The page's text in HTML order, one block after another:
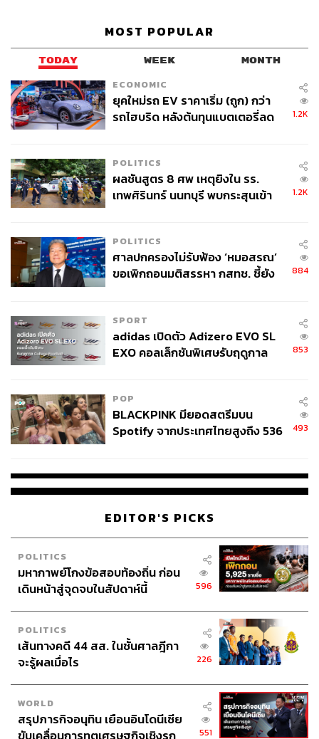
MOST POPULAR
TODAY WEEK MONTH
ECONOMIC
ยุคใหม่รถ EV ราคาเริ่ม (ถูก) กว่า
รถไฮบริด หลังต้นทุนแบตเตอรี่ลด
1.2K
POLITICS
ผลชันสูตร 8 ศพ เหตุยิงใน รร.
เทพศิรินทร์ นนทบุรี พบกระสุนเข้า
1.2K
POLITICS
ศาลปกครองไม่รับฟ้อง ‘หมอสรณ’
ขอเพิกถอนมติสรรหา กสทช. ชี้ยัง
884
SPORT
adidas เปิดตัว Adizero EVO SL
EXO คอลเล็กชันพิเศษรับฤดูกาล
853
POP
BLACKPINK มียอดสตรีมบน
Spotify จากประเทศไทยสูงถึง 536
493
EDITOR'S PICKS
POLITICS
มหากาพย์โกงข้อสอบท้องถิ่น ก่อน
เดินหน้าสู่จุดจบในสัปดาห์นี้
596
POLITICS
เส้นทางคดี 44 สส. ในชั้นศาลฎีกา
จะรู้ผลเมื่อไร
226
WORLD
สรุปภารกิจอนุทิน เยือนอินโดนีเซีย
551